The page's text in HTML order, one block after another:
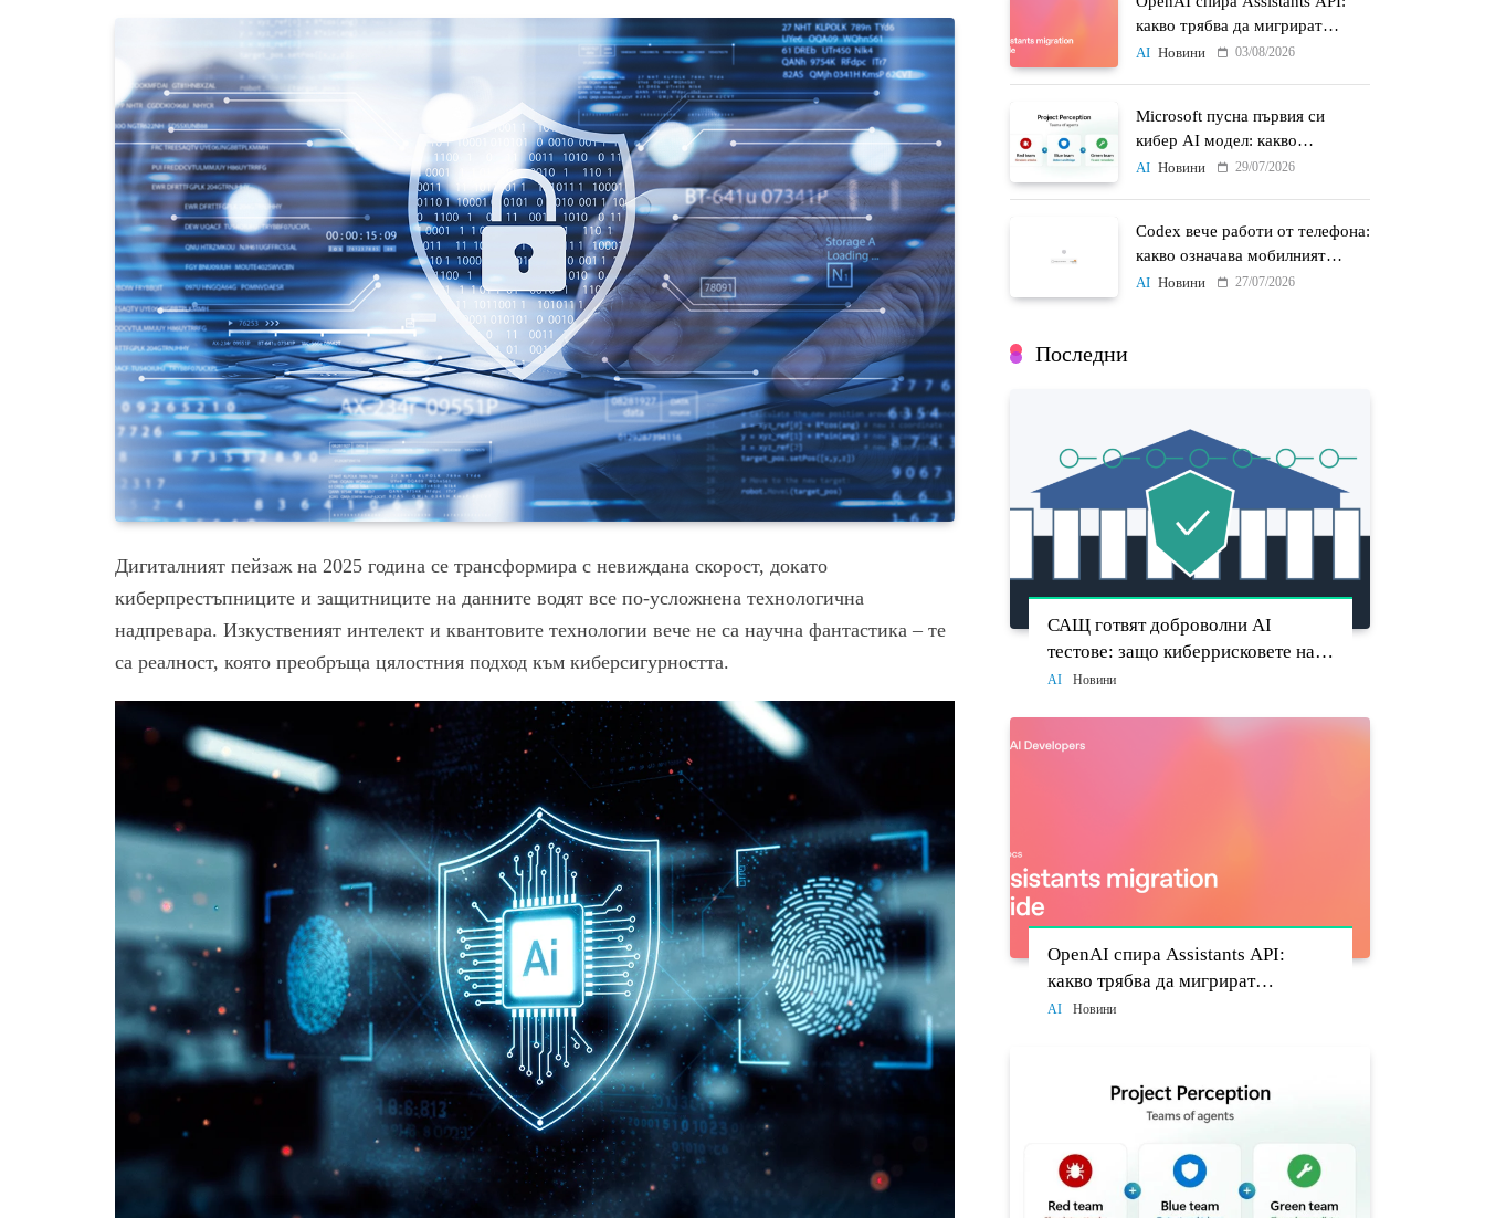
Дигиталният пейзаж на 2025 година се трансформира с невиждана скорост, докато
киберпрестъпниците и защитниците на данните водят все по-усложнена технологична
надпревара. Изкуственият интелект и квантовите технологии вече не са научна фантастика – те
са реалност, която преобръща цялостния подход към киберсигурността.
какво трябва да мигрират
разработчиците до 26 август
AI Новини 03/08/2026
Microsoft пусна първия си
кибер AI модел: какво
променят MAI-Cyber-1-Flash и
AI Новини 29/07/2026
Codex вече работи от телефона:
какво означава мобилният
достъп до AI агенти
AI Новини 27/07/2026
Последни
САЩ готвят доброволни AI
тестове: защо киберрисковете на
моделите стават политически
AI Новини
OpenAI спира Assistants API:
какво трябва да мигрират
разработчиците до 26 август
AI Новини